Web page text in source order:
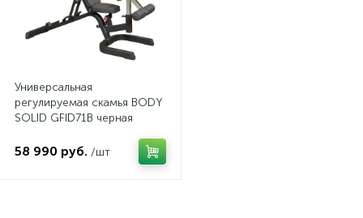
Универсальная
регулируемая скамья BODY
SOLID GFID71B черная
58 990 руб. /шт